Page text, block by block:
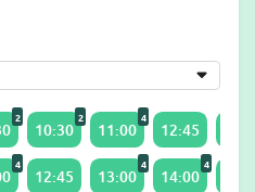
2
10:30
2
11:00
4
12:45
4
12:45 13:00
4
14:00
4